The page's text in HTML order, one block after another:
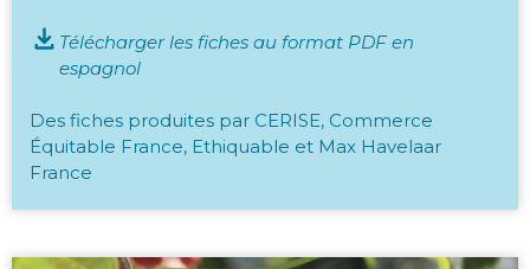
Télécharger les fiches au format PDF en
espagnol
Des fiches produites par CERISE, Commerce
Équitable France, Ethiquable et Max Havelaar
France